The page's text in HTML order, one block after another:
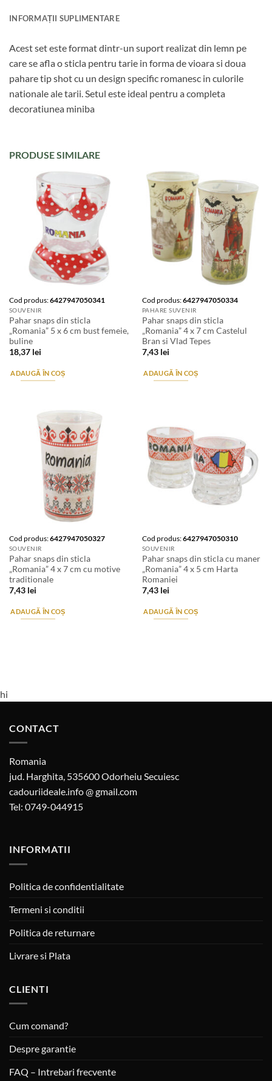
INFORMAȚII SUPLIMENTARE
Acest set este format dintr-un suport realizat din lemn pe
care se afla o sticla pentru tarie in forma de vioara si doua
pahare tip shot cu un design specific romanesc in culorile
nationale ale tarii. Setul este ideal pentru a completa
decoratiunea miniba
PRODUSE SIMILARE
Cod produs:6427947050341
SOUVENIR
Pahar snaps din sticla
„Romania” 5 x 6 cm bust femeie,
buline
18,37 lei
ADAUGĂ ÎN COȘ
Cod produs:6427947050334
PAHARE SUVENIR
Pahar snaps din sticla
„Romania” 4 x 7 cm Castelul
Bran si Vlad Tepes
7,43 lei
ADAUGĂ ÎN COȘ
Cod produs:6427947050327
SOUVENIR
Pahar snaps din sticla
„Romania” 4 x 7 cm cu motive
traditionale
7,43 lei
ADAUGĂ ÎN COȘ
Cod produs:6427947050310
SOUVENIR
Pahar snaps din sticla cu maner
„Romania” 4 x 5 cm Harta
Romaniei
7,43 lei
ADAUGĂ ÎN COȘ
hi
CONTACT
Romania
jud. Harghita, 535600 Odorheiu Secuiesc
cadouriideale.info @ gmail.com
Tel: 0749-044915
INFORMATII
Politica de confidentialitate
Termeni si conditii
Politica de returnare
Livrare si Plata
CLIENTI
Cum comand?
Despre garantie
FAQ – Intrebari frecvente